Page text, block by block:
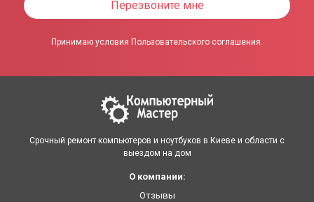
Перезвоните мне
Принимаю условия Пользовательского соглашения.
Срочный ремонт компьютеров и ноутбуков в Киеве и области с
выездом на дом
О компании:
Отзывы